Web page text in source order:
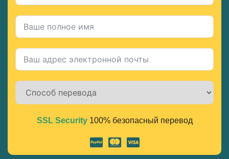
Alternative:
SSL Security100% безопасный перевод